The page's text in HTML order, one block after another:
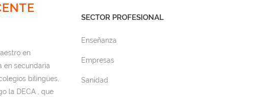
en
en secundaria
bilingües,
la DECA , que
SECTOR PROFESIONAL
Enseñanza
Empresas
Sanidad